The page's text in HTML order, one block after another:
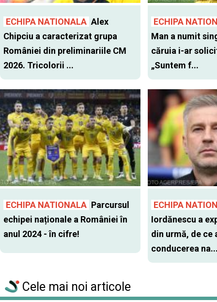
ECHIPA NATIONALA Alex
Chipciu a caracterizat grupa
României din preliminariile CM
2026. Tricolorii ...
ECHIPA
Man a numit
căruia i-ar
„Suntem f...
ECHIPA NATIONALA Parcursul
echipei naționale a României în
anul 2024 - în cifre!
ECHIPA
Iordănescu a
din urmă, de ce
conducerea
Cele mai noi articole